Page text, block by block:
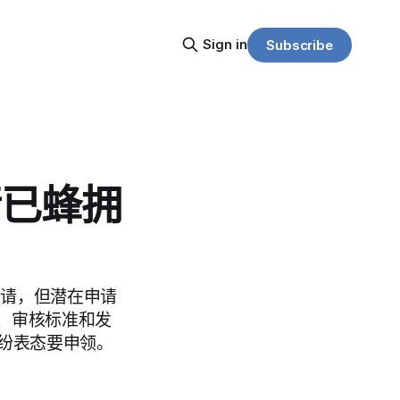
Sign in Subscribe
蜂拥
，但潜在申请
审核标准和发
态要申领。